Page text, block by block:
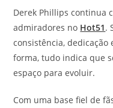
Derek Phillips continua
admiradores no Hot51.
consistência, dedicação
forma, tudo indica que
espaço para evoluir.
Com uma base fiel de